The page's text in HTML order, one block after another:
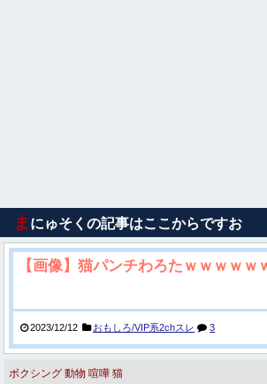
ま にゅそくの記事はここからですお
【画像】猫パンチわろたｗｗｗｗｗ
2023/12/12 おもしろ/VIP系2chスレ 3
ボクシング 動物 喧嘩 猫